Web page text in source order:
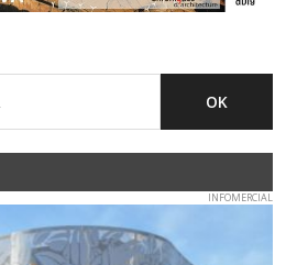
INFOMERCIAL